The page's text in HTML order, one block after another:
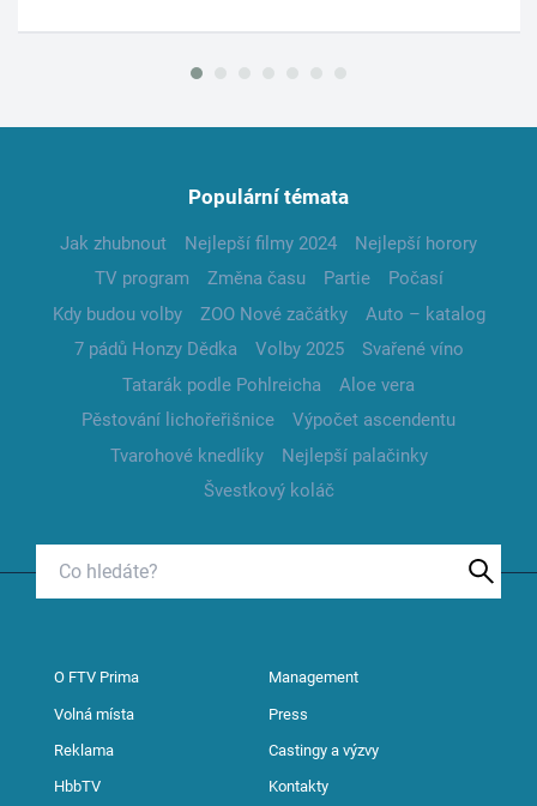
Populární témata
Jak zhubnout Nejlepší filmy 2024
Nejlepší horory
TV program
Změna času Partie
Počasí
Kdy budou volby
ZOO Nové začátky
Auto – katalog
7 pádů Honzy Dědka
Volby 2025
Svařené víno
Tatarák podle Pohlreicha
Aloe vera
Pěstování lichořeřišnice
Výpočet ascendentu
Tvarohové knedlíky
Nejlepší palačinky
Švestkový koláč
O FTV Prima Management
Volná místa Press
Reklama Castingy a výzvy
HbbTV Kontakty